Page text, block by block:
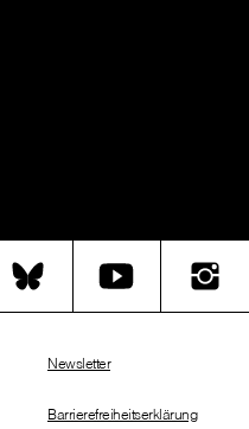
Newsletter
Barrierefreiheitserklärung